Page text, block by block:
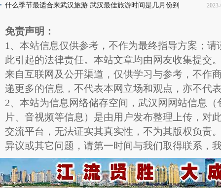
片
什么季节最适合来武汉旅游 武汉最佳旅游时间是几月份到
几月份
免责声明：
1、本站信息仅供参考，不作为最终指导方案；
此引起的法律责任。本站文章均由网友收集提交
来自互联网及公开渠道，仅供学习与参考，不作
递更多的信息，不代表本网立场和观点，亦不代
2、本站为信息网络储存空间，武汉网网站信息
片、音视频等信息）是由用户发布整理上传，对
交流平台，无法证实其真实性，不为其版权负责
异议或其它问题，请第一时间与我们取得联系，